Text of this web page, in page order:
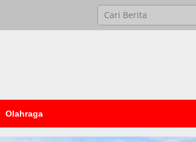
Olahraga